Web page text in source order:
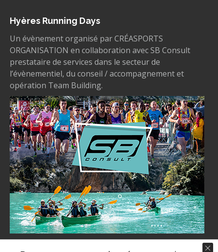
Hyères Running Days
Un évènement organisé par CRÉASPORTS
ORGANISATION en collaboration avec SB Consult
prestataire de services dans le secteur de
l’évènementiel, du conseil / accompagnement et
opération Team Building.